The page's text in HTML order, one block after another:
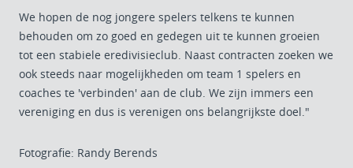
We hopen de nog jongere spelers telkens te kunnen
behouden om zo goed en gedegen uit te kunnen groeien
tot een stabiele eredivisieclub. Naast contracten zoeken we
ook steeds naar mogelijkheden om team 1 spelers en
coaches te 'verbinden' aan de club. We zijn immers een
vereniging en dus is verenigen ons belangrijkste doel."
Fotografie: Randy Berends